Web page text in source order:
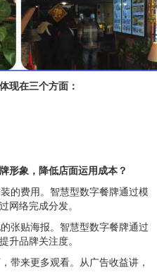
现在三个方面：
形象，降低店面运用成本？
的费用。智慧型数字餐牌通过模
网络完成分发。
张贴海报。智慧型数字餐牌通过
升品牌关注度。
带来更多观看。从广告收益讲，